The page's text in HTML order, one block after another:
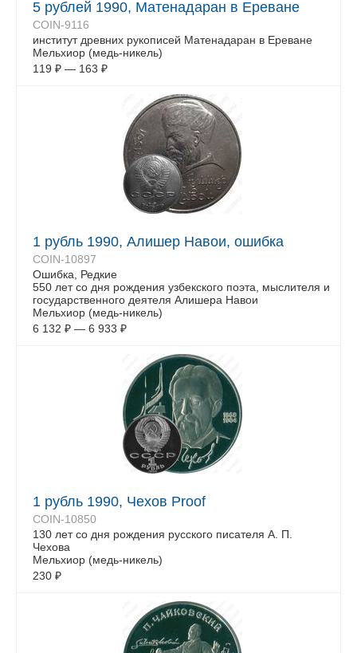
5 рублей 1990, Матенадаран в Ереване
COIN-9116
институт древних рукописей Матенадаран в Ереване
Мельхиор (медь-никель)
119 ₽ — 163 ₽
1 рубль 1990, Алишер Навои, ошибка
COIN-10897
Ошибка, Редкие
550 лет со дня рождения узбекского поэта, мыслителя и
государственного деятеля Алишера Навои
Мельхиор (медь-никель)
6 132 ₽ — 6 933 ₽
1 рубль 1990, Чехов Proof
COIN-10850
130 лет со дня рождения русского писателя А. П.
Чехова
Мельхиор (медь-никель)
230 ₽